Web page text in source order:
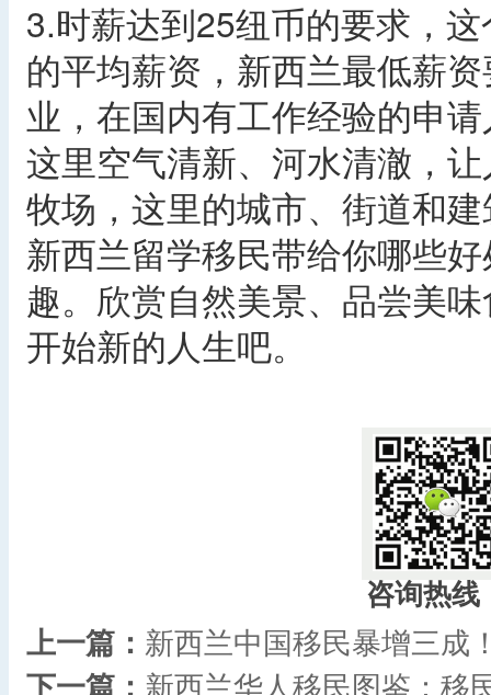
3.时薪达到25纽币的要求，
的平均薪资，新西兰最低薪
业，在国内有工作经验的申
这里空气清新、河水清澈，
牧场，这里的城市、街道和
新西兰留学移民带给你哪些
趣。欣赏自然美景、品尝美
开始新的人生吧。
咨询热线
上一篇： 新西兰中国移民暴增三成
下一篇： 新西兰华人移民图鉴：移